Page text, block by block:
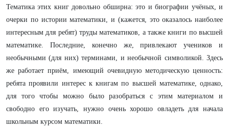
Тематика этих книг довольно обширна: это и биографии учёных, и
очерки по истории математики, и (кажется, это оказалось наиболее
интересным для ребят) труды математиков, а также книги по высшей
математике. Последние, конечно же, привлекают учеников и
необычными (для них) терминами, и необычной символикой. Здесь
же работает приём, имеющий очевидную методическую ценность:
ребята проявили интерес к книгам по высшей математике, однако,
для того чтобы можно было разобраться с этим материалом и
свободно его изучать, нужно очень хорошо овладеть для начала
школьным курсом математики.